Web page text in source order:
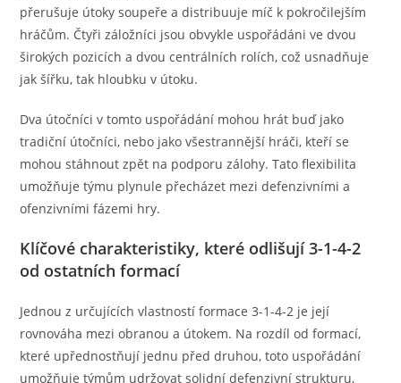
přerušuje útoky soupeře a distribuuje míč k pokročilejším
hráčům. Čtyři záložníci jsou obvykle uspořádáni ve dvou
širokých pozicích a dvou centrálních rolích, což usnadňuje
jak šířku, tak hloubku v útoku.
Dva útočníci v tomto uspořádání mohou hrát buď jako
tradiční útočníci, nebo jako všestrannější hráči, kteří se
mohou stáhnout zpět na podporu zálohy. Tato flexibilita
umožňuje týmu plynule přecházet mezi defenzivními a
ofenzivními fázemi hry.
Klíčové charakteristiky, které odlišují 3-1-4-2
od ostatních formací
Jednou z určujících vlastností formace 3-1-4-2 je její
rovnováha mezi obranou a útokem. Na rozdíl od formací,
které upřednostňují jednu před druhou, toto uspořádání
umožňuje týmům udržovat solidní defenzivní strukturu,